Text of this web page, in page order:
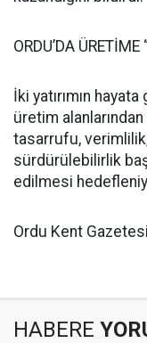
ORDU’DA ÜRETİME
İki yatırımın
üretim
tasarrufu,
sürdürülebilirlik
edilmesi
Ordu Kent
HABERE